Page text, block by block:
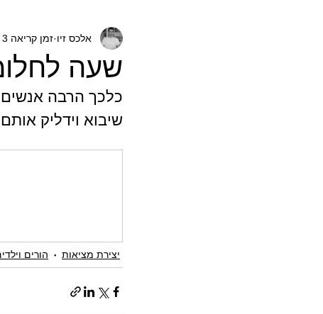
שעה
אלכס זיו זמן קריאה 3 דקות
כלכך הרבה אנשים
שיבוא וידליק
יצירת מציאות הורים